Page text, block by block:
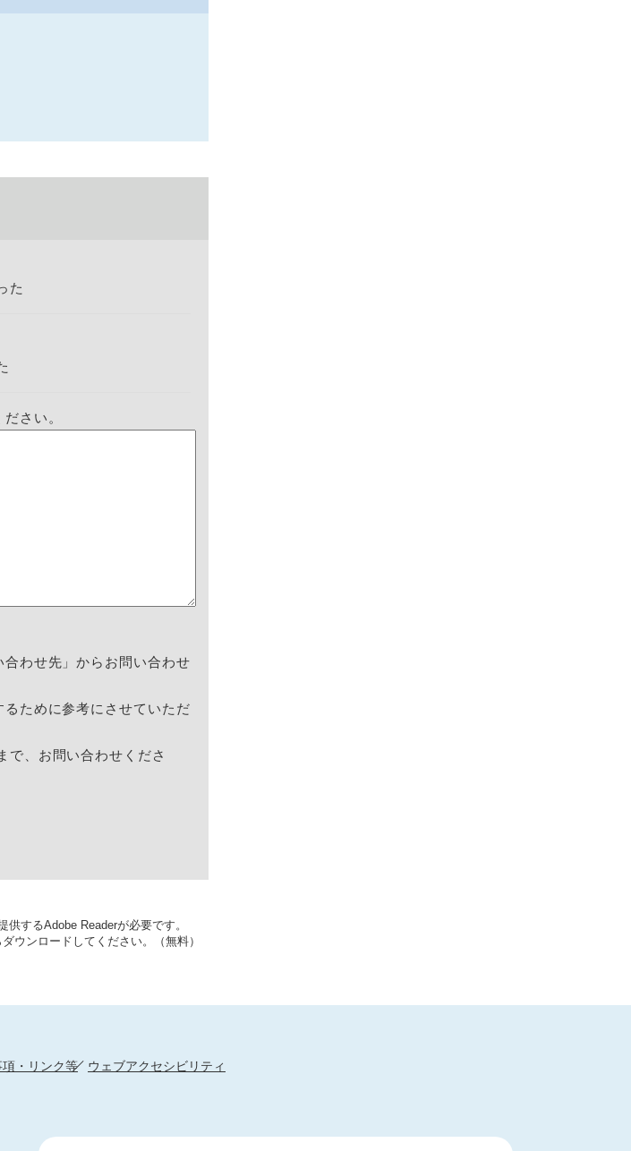
た
さい。
わせ先」からお問い合わせ
ために参考にさせていただ
で、お問い合わせくださ
するAdobe Readerが必要です。
ウンロードしてください。（無料）
・リンク等 ウェブアクセシビリティ